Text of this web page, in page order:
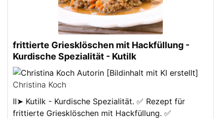
frittierte Griesklöschen mit Hackfüllung -
Kurdische Spezialität - Kutilk
Christina Koch
II➤ Kutilk - Kurdische Spezialität. ✅ Rezept für
frittierte Griesklöschen mit Hackfüllung. ✅